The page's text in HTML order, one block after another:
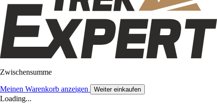
Zwischensumme
Meinen Warenkorb anzeigen Weiter einkaufen
Loading...